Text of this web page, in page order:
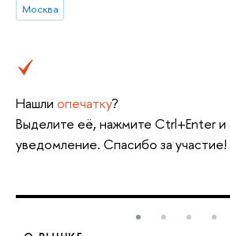
Москва
Нашли опечатку?
Выделите её, нажмите Ctrl+Enter и
уведомление. Спасибо за участие!